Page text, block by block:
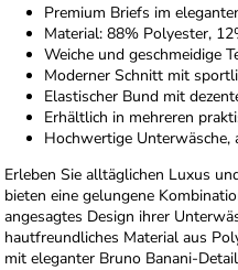
Premium Briefs im
Material: 88% Polyester,
Weiche und geschmeidige
Moderner Schnitt mit
Elastischer Bund mit
Erhältlich in mehreren
Hochwertige Unterwäsche,
Erleben Sie alltäglichen Luxus
bieten eine gelungene
angesagtes Design ihrer
hautfreundliches Material aus
mit eleganter Bruno Banani-